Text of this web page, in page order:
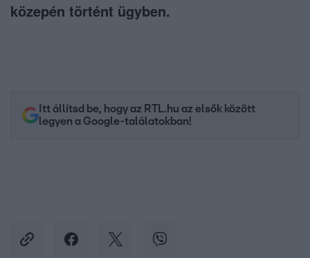
közepén történt ügyben.
Itt állítsd be, hogy az RTL.hu az elsők között
legyen a Google-találatokban!